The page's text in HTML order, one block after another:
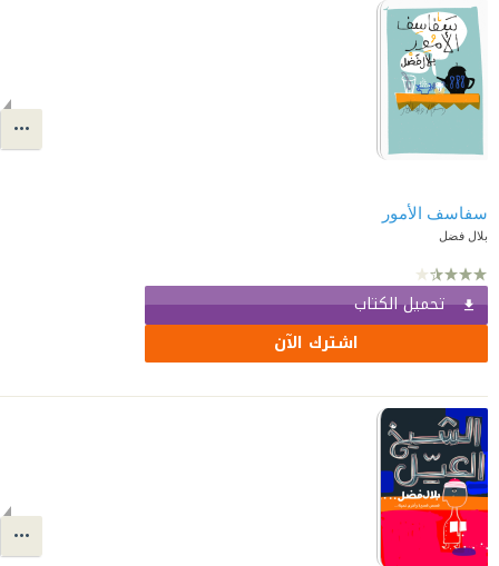
سفاسف الأمور
بلال فضل
تحميل الكتاب
اشترك الآن